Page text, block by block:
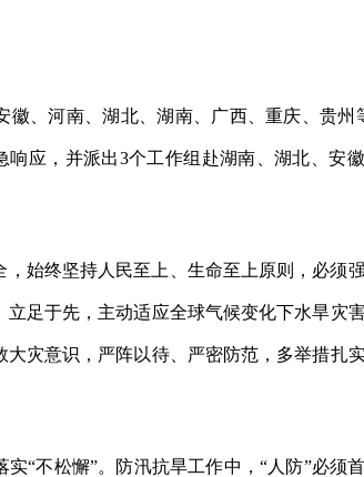
徽、河南、湖北、湖南、广西、重庆、贵州
应，并派出3个工作组赴湖南、湖北、安
始终坚持人民至上、生命至上原则，必须
足于先，主动适应全球气候变化下水旱灾
灾意识，严阵以待、严密防范，多举措扎
“不松懈”。防汛抗旱工作中，“人防”必须首